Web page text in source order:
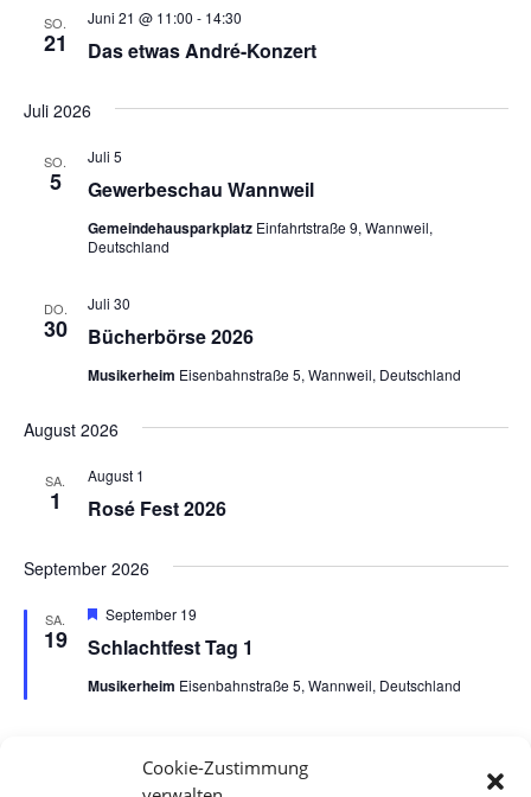
Cookie-Zustimmung
SO.
21 Das etwas André-Konzert
Juni 21 @ 11:00 - 14:30
Juli 2026
SO.
5 Gewerbeschau Wannweil
Juli 5
Gemeindehausparkplatz Einfahrtstraße 9, Wannweil,
Deutschland
DO.
30 Bücherbörse 2026
Juli 30
Musikerheim Eisenbahnstraße 5, Wannweil, Deutschland
August 2026
SA.
1 Rosé Fest 2026
August 1
September 2026
SA.
19 Schlachtfest Tag 1
Hervorgehoben
September 19
Musikerheim Eisenbahnstraße 5, Wannweil, Deutschland
Veranstaltungen Heute Nächste